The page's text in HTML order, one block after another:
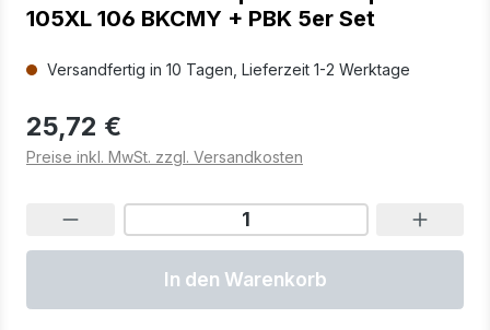
105XL 106 BKCMY + PBK 5er Set
Versandfertig in 10 Tagen, Lieferzeit 1-2 Werktage
25,72 €
Preise inkl. MwSt. zzgl. Versandkosten
In den Warenkorb